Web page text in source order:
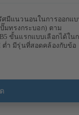
มีแนวนอนในการออกแ
มทรงกระบอก) ตาม
ขั้นแรกแบบเลือกได้ใน
ต่ำ มีรุ่นที่สอดคล้องกับข้อ